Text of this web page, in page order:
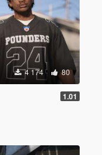
4 174 80
1.01